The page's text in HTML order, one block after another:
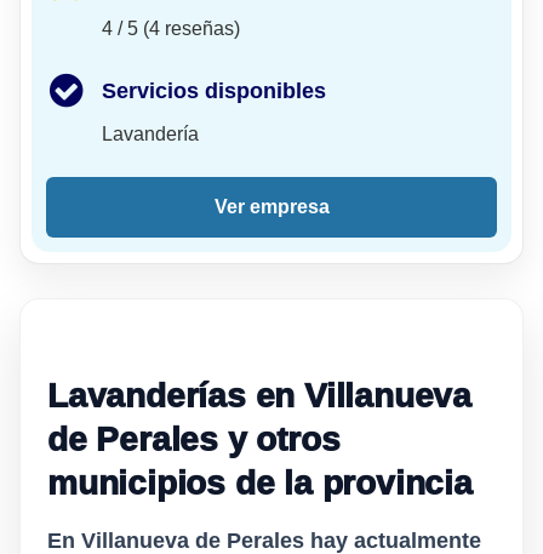
4 / 5 (4 reseñas)
Servicios disponibles
Lavandería
Ver empresa
Lavanderías en Villanueva
de Perales y otros
municipios de la provincia
En Villanueva de Perales hay actualmente